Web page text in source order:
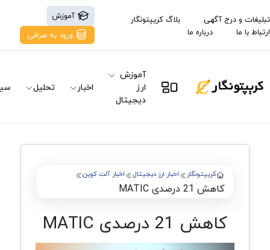
تبلیغات و درج آگهی
بلاگ کریپتونگار
ارتباط با ما
درباره ما
آموزش
ورود به صرافی
آموزش
ارز
دیجیتال
اخبار تحلیل
کریپتونگار اخبار ارز دیجیتال اخبار آلت کوین
کاهش 21 درصدی MATIC
کاهش 21 درصدی MATIC